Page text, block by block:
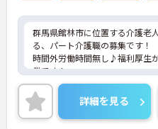
群馬県館林市に位置する介護老
る、パート介護職の募集です！
時間外労働時間無し♪福利厚生
業です！
ご興味ある方には、面接対策ポ
詳細をお話しいたしますのでお
い。
詳細を見る